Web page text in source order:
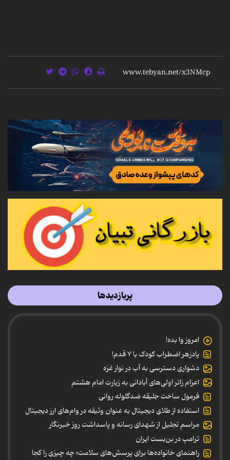
پربازدیدها
امروز وا بده!
پادزهر اضطراب کودک با ۷ قدم!
دشواری دسترسی به آب در نوار غزه
اعزام زائر اولی‌های آبادانی به زیارت امام هشتم
فرمول ساخت جلیقه ضدگلوله روانی
استفاده از طلای دیجیتال به عنوان وثیقه در وام‌های ارز دیجیتال
مراسم تجلیل از شهدای رسانه و پاسداشت روز خبرنگار
ترامپ در بن‌بست ایران
راهنمای خانواده‌ها برای پرسش‌های سلامت؛ چه چیزی را کجا